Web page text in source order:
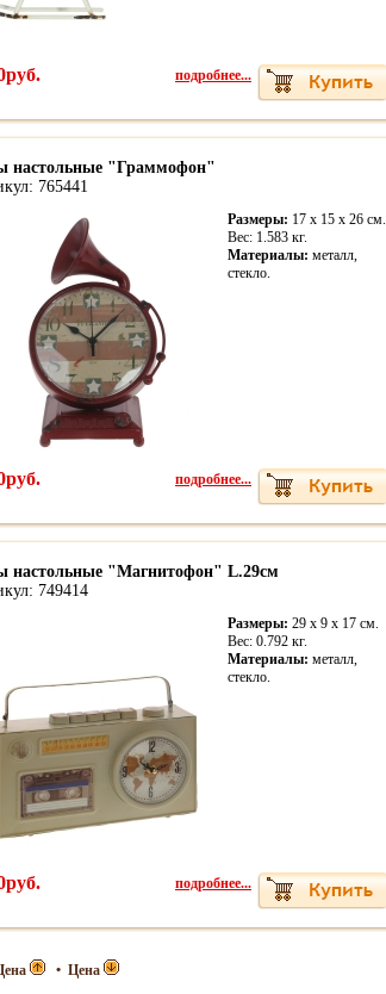
подробнее...
настольные "Граммофон"
765441
Размеры: 17 x 15 x 26 см.
Вес: 1.583 кг.
Материалы: металл,
стекло.
подробнее...
настольные "Магнитофон" L.29см
749414
Размеры: 29 x 9 x 17 см.
Вес: 0.792 кг.
Материалы: металл,
стекло.
подробнее...
• Цена